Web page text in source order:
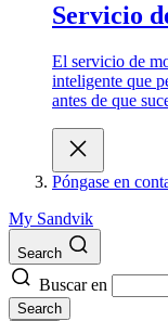
Servicio
El servicio de
inteligente que
antes de que
Póngase en
My Sandvik
Search
Buscar en
Search